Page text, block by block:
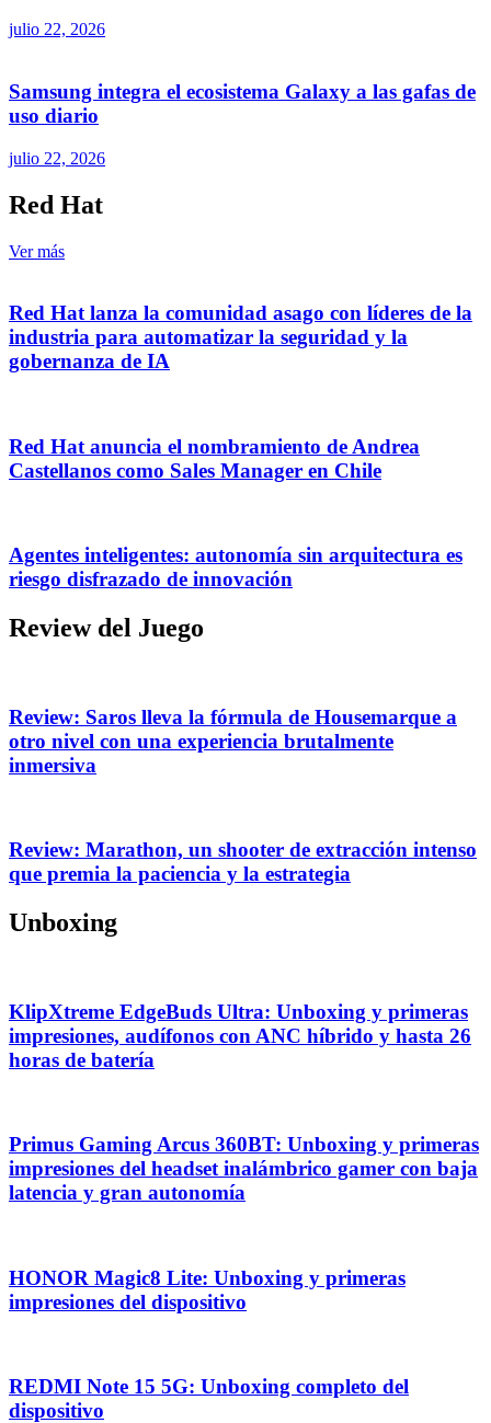
julio 22, 2026
Samsung integra el ecosistema Galaxy a las gafas de
uso diario
julio 22, 2026
Red Hat
Ver más
Red Hat lanza la comunidad asago con líderes de la
industria para automatizar la seguridad y la
gobernanza de IA
Red Hat anuncia el nombramiento de Andrea
Castellanos como Sales Manager en Chile
Agentes inteligentes: autonomía sin arquitectura es
riesgo disfrazado de innovación
Review del Juego
Review: Saros lleva la fórmula de Housemarque a
otro nivel con una experiencia brutalmente
inmersiva
Review: Marathon, un shooter de extracción intenso
que premia la paciencia y la estrategia
Unboxing
KlipXtreme EdgeBuds Ultra: Unboxing y primeras
impresiones, audífonos con ANC híbrido y hasta 26
horas de batería
Primus Gaming Arcus 360BT: Unboxing y primeras
impresiones del headset inalámbrico gamer con baja
latencia y gran autonomía
HONOR Magic8 Lite: Unboxing y primeras
impresiones del dispositivo
REDMI Note 15 5G: Unboxing completo del
dispositivo